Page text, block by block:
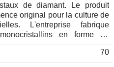
de diamant. Le produit
original pour la culture de
L'entreprise fabrique
en forme de
des domaines tels que les
70